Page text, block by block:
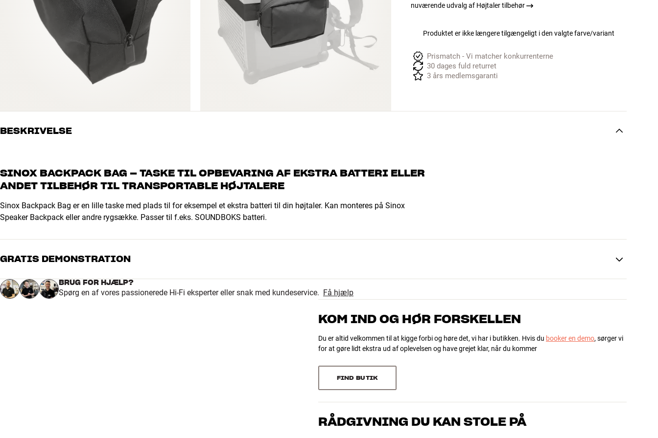
nuværende udvalg af Højtaler tilbehør
Produktet er ikke længere tilgængeligt i den valgte farve/variant
Prismatch - Vi matcher konkurrenterne
30 dages fuld returret
3 års medlemsgaranti
BESKRIVELSE
SINOX BACKPACK BAG – TASKE TIL OPBEVARING AF EKSTRA BATTERI ELLER
ANDET TILBEHØR TIL TRANSPORTABLE HØJTALERE
Sinox Backpack Bag er en lille taske med plads til for eksempel et ekstra batteri til din højtaler. Kan monteres på Sinox
Speaker Backpack eller andre rygsække. Passer til f.eks. SOUNDBOKS batteri.
GRATIS DEMONSTRATION
BRUG FOR HJÆLP?
Spørg en af vores passionerede Hi-Fi eksperter eller snak med kundeservice. Få hjælp
KOM IND OG HØR FORSKELLEN
Du er altid velkommen til at kigge forbi og høre det, vi har i butikken. Hvis du booker en demo, sørger vi
for at gøre lidt ekstra ud af oplevelsen og have grejet klar, når du kommer
FIND BUTIK
RÅDGIVNING DU KAN STOLE PÅ